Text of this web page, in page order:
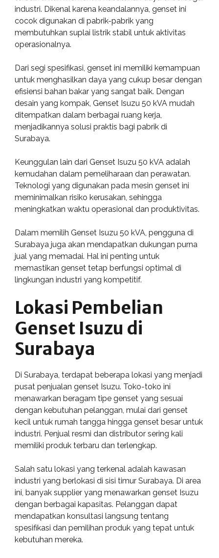
industri. Dikenal karena keandalannya, genset ini
cocok digunakan di pabrik-pabrik yang
membutuhkan suplai listrik stabil untuk aktivitas
operasionalnya.
Dari segi spesifikasi, genset ini memiliki kemampuan
untuk menghasilkan daya yang cukup besar dengan
efisiensi bahan bakar yang sangat baik. Dengan
desain yang kompak, Genset Isuzu 50 kVA mudah
ditempatkan dalam berbagai ruang kerja,
menjadikannya solusi praktis bagi pabrik di
Surabaya.
Keunggulan lain dari Genset Isuzu 50 kVA adalah
kemudahan dalam pemeliharaan dan perawatan.
Teknologi yang digunakan pada mesin genset ini
meminimalkan risiko kerusakan, sehingga
meningkatkan waktu operasional dan produktivitas.
Dalam memilih Genset Isuzu 50 kVA, pengguna di
Surabaya juga akan mendapatkan dukungan purna
jual yang memadai. Hal ini penting untuk
memastikan genset tetap berfungsi optimal di
lingkungan industri yang kompetitif.
Lokasi Pembelian
Genset Isuzu di
Surabaya
Di Surabaya, terdapat beberapa lokasi yang menjadi
pusat penjualan genset Isuzu. Toko-toko ini
menawarkan beragam tipe genset yang sesuai
dengan kebutuhan pelanggan, mulai dari genset
kecil untuk rumah tangga hingga genset besar untuk
industri. Penjual resmi dan distributor sering kali
memiliki produk terbaru dan terlengkap.
Salah satu lokasi yang terkenal adalah kawasan
industri yang berlokasi di sisi timur Surabaya. Di area
ini, banyak supplier yang menawarkan genset Isuzu
dengan berbagai kapasitas. Pelanggan dapat
mendapatkan konsultasi langsung tentang
spesifikasi dan pemilihan produk yang tepat untuk
kebutuhan mereka.